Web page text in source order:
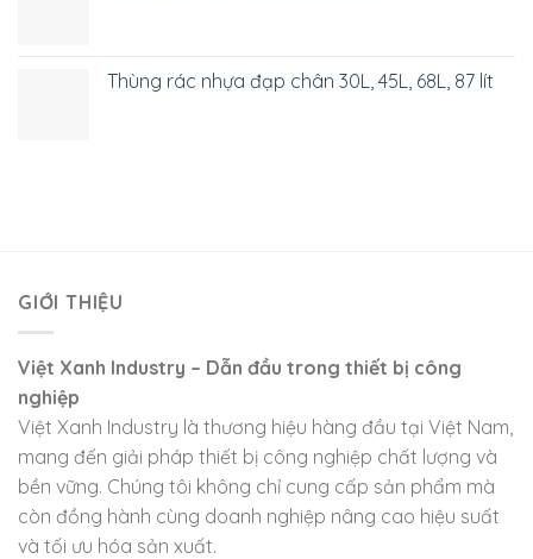
Thùng rác nhựa đạp chân 30L, 45L, 68L, 87 lít
GIỚI THIỆU
Việt Xanh Industry – Dẫn đầu trong thiết bị công
nghiệp
Việt Xanh Industry là thương hiệu hàng đầu tại Việt Nam,
mang đến giải pháp thiết bị công nghiệp chất lượng và
bền vững. Chúng tôi không chỉ cung cấp sản phẩm mà
còn đồng hành cùng doanh nghiệp nâng cao hiệu suất
và tối ưu hóa sản xuất.